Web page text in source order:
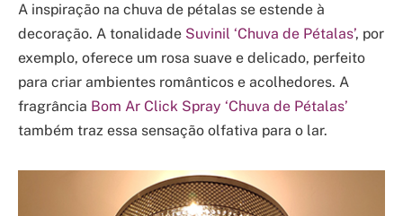
A inspiração na chuva de pétalas se estende à
decoração. A tonalidade Suvinil ‘Chuva de Pétalas’, por
exemplo, oferece um rosa suave e delicado, perfeito
para criar ambientes românticos e acolhedores. A
fragrância Bom Ar Click Spray ‘Chuva de Pétalas’
também traz essa sensação olfativa para o lar.